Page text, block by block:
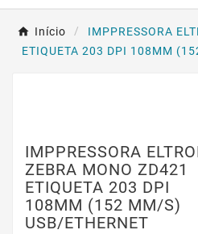
Início
IMPPRESSORA
ETIQUETA 203 DPI 108MM
IMPPRESSORA
ZEBRA MONO ZD421
ETIQUETA 203 DPI
108MM (152 MM/S)
USB/ETHERNET